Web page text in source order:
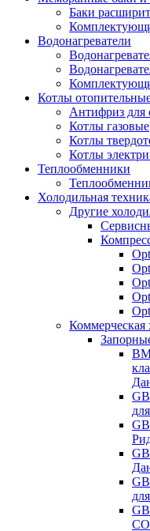
Баки
Водонагреватели
Котлы
Антифриз для
Котлы газовые
Котлы
Котлы
Теплообменники
Холодильная
Другие
Коммерческая